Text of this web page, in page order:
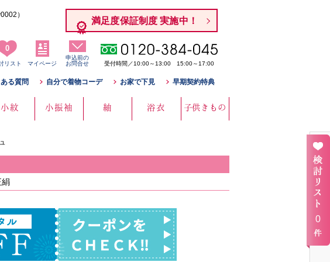
）
満足度保証制度 実施中！
0
リスト マイページ
申込前の
お問合せ
受付時間／10:00～13:00 15:00～17:00
る質問 自分で着物コーデ お家で下見 早期契約特典
小紋 小振袖 紬 浴衣 子供きもの
0